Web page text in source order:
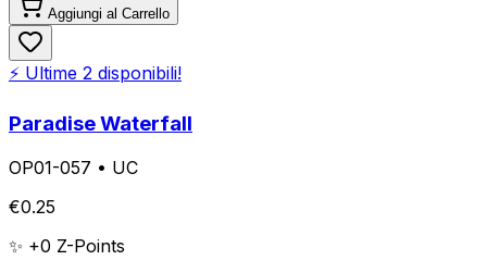
Aggiungi al Carrello
⚡ Ultime 2 disponibili!
Paradise Waterfall
OP01-057 • UC
€0.25
✨ +0 Z-Points